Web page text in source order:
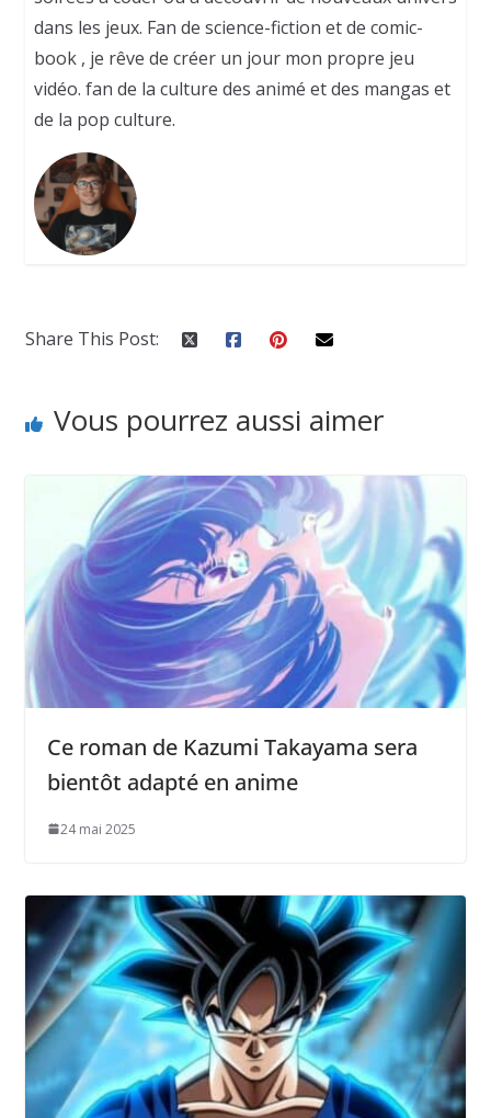
dans les jeux. Fan de science-fiction et de comic-
book , je rêve de créer un jour mon propre jeu
vidéo. fan de la culture des animé et des mangas et
de la pop culture.
Share This Post:
Vous pourrez aussi aimer
Ce roman de Kazumi Takayama sera
bientôt adapté en anime
24 mai 2025